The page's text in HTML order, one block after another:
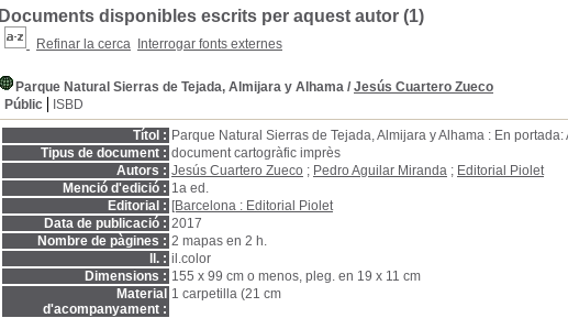
Documents disponibles escrits per aquest autor (1)
Refinar la cerca Interrogar fonts externes
Parque Natural Sierras de Tejada, Almijara y Alhama / Jesús Cuartero Zueco
Públic
ISBD
Títol : Parque Natural Sierras de Tejada, Almijara y Alhama : En portada:
Tipus de document : document cartogràfic imprès
Autors : Jesús Cuartero Zueco ; Pedro Aguilar Miranda ; Editorial Piolet
Menció d'edició : 1a ed.
Editorial : [Barcelona : Editorial Piolet
Data de publicació : 2017
Nombre de pàgines : 2 mapas en 2 h.
ll. : il.color
Dimensions : 155 x 99 cm o menos, pleg. en 19 x 11 cm
Material
d'acompanyament :
1 carpetilla (21 cm